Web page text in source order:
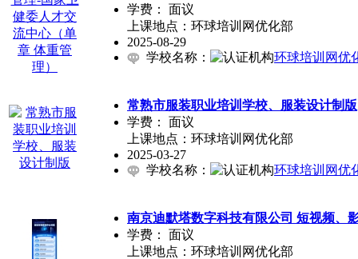
学费： 面议
上课地点：环球培训网优化部
2025-08-29
学校名称：
环球培训网优
常熟市服装职业培训学校、服装设计制版
学费： 面议
上课地点：环球培训网优化部
2025-03-27
学校名称：
环球培训网优
南京迪默塔数字科技有限公司 短视频、
学费： 面议
上课地点：环球培训网优化部